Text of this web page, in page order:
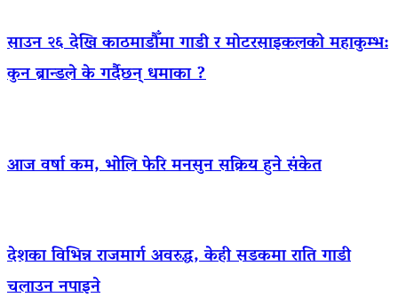
साउन २६ देखि काठमाडौँमा गाडी र मोटरसाइकलको महाकुम्भ:
कुन ब्रान्डले के गर्दैछन् धमाका ?
आज वर्षा कम, भोलि फेरि मनसुन सक्रिय हुने संकेत
देशका विभिन्न राजमार्ग अवरुद्ध, केही सडकमा राति गाडी
चलाउन नपाइने